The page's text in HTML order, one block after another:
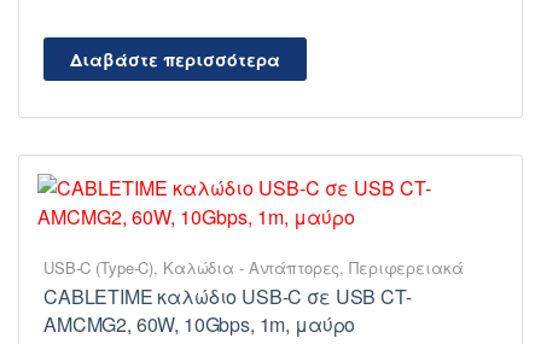
Διαβάστε περισσότερα
USB-C (Type-C), Καλώδια - Αντάπτορες,Περιφερειακά
CABLETIME καλώδιο USB-C σε USB CT-
AMCMG2, 60W, 10Gbps, 1m, μαύρο